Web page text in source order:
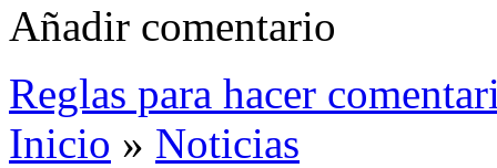
Añadir comentario
Reglas para hacer
Inicio » Noticias